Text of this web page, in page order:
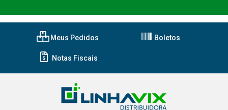
Meus Pedidos Boletos
Notas Fiscais